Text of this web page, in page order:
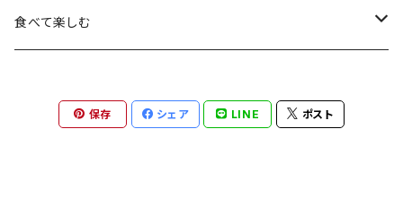
食べて楽しむ
ジュース
保存 シェア LINE ポスト